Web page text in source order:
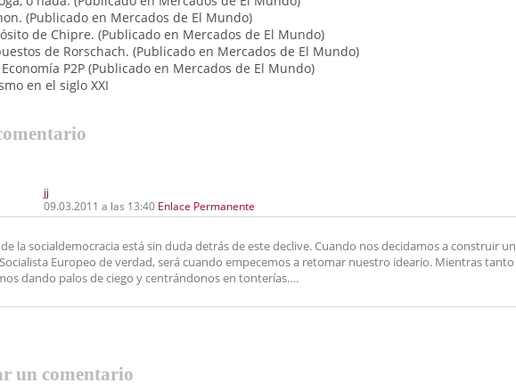
(Publicado en Mercados de El Mundo)
de Chipre. (Publicado en Mercados de El Mundo)
de Rorschach. (Publicado en Mercados de El Mundo)
P2P (Publicado en Mercados de El Mundo)
en el siglo XXI
jj
09.03.2011 a las 13:40 Enlace Permanente
de la socialdemocracia está sin duda detrás de este declive. Cuando nos decidamos a construir un
Europeo de verdad, será cuando empecemos a retomar nuestro ideario. Mientras tanto
dando palos de ciego y centrándonos en tonterías….
un comentario